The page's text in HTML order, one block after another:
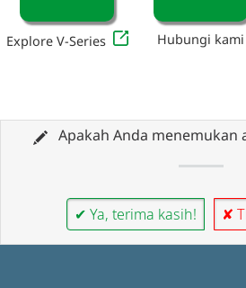
Explore V-Series Hubungi kami
Apakah Anda menemukan
✔ Ya, terima kasih! ✘